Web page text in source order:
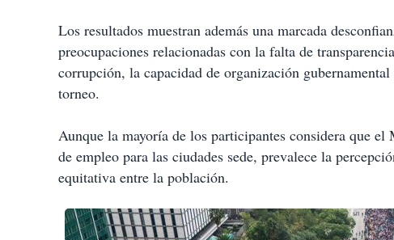
Los resultados muestran además una marcada
preocupaciones relacionadas con la falta de
corrupción, la capacidad de organización
torneo.
Aunque la mayoría de los participantes considera que
de empleo para las ciudades sede, prevalece la
equitativa entre la población.